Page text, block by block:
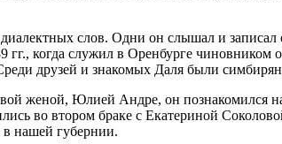
слов. Одни он слышал и
гг., когда служил в Оренбурге
друзей и знакомых Даля были
женой, Юлией Андре, он познакомился
во втором браке с Екатериной
нашей губернии.